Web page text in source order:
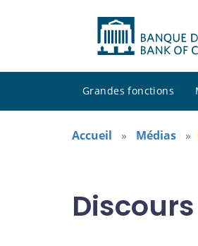
Grandes fonctions
Accueil Médias
Discours